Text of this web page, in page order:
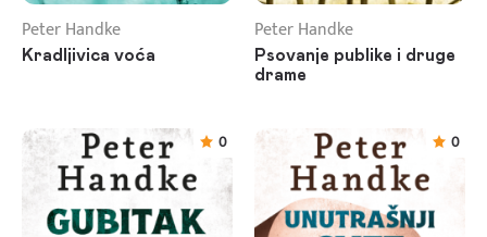
Peter Handke
Kradljivica voća
Peter Handke
Psovanje publike i druge
drame
0 0